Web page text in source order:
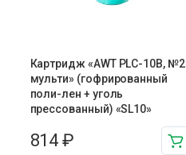
Картридж «AWT PLC-10B, №2
мульти» (гофрированный
поли-лен + уголь
прессованный) «SL10»
814₽